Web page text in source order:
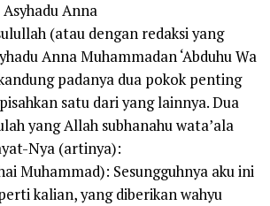
Anna
(atau dengan redaksi yang
Anna Muhammadan ‘Abduhu Wa
padanya dua pokok penting
satu dari yang lainnya. Dua
yang Allah subhanahu wata’ala
Nya (artinya):
Muhammad): Sesungguhnya aku ini
kalian, yang diberikan wahyu